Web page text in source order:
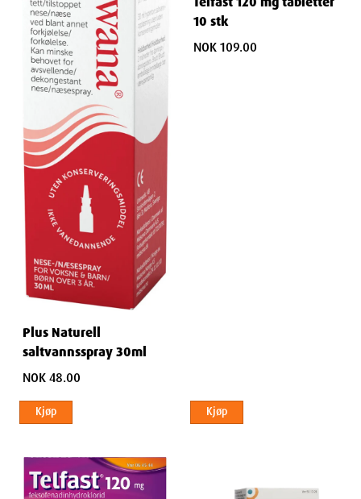
Plus Naturell
saltvannsspray 30ml
NOK 48.00
Kjøp
10 stk
NOK 109.00
Kjøp